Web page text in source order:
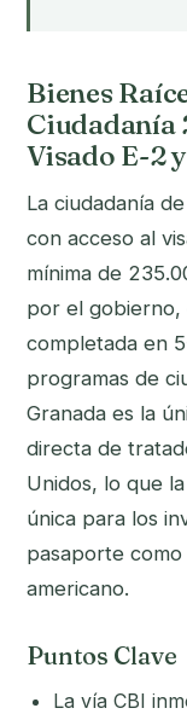
Bienes
Ciudadanía
Visado E-2
La ciudadanía
con acceso al
mínima de
por el gobierno,
completada en
programas de
Granada es la
directa de
Unidos, lo que
única para los
pasaporte
americano.
Puntos Clave
La vía CBI